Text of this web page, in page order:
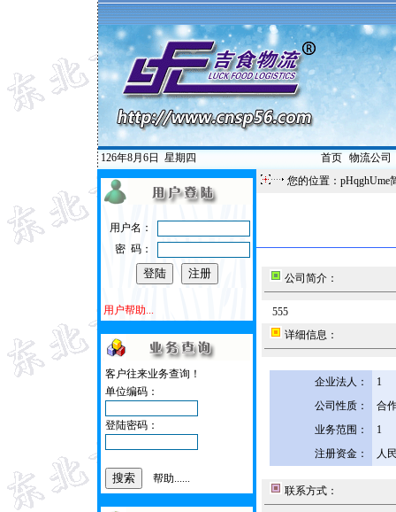
126年8月6日 星期四 首页| 物流公司
用户名：
密 码：
用户帮助...
客户往来业务查询！
单位编码：
登陆密码：
帮助......
您的位置：pHqghUme
公司简介：
555
详细信息：
企业法人：
1
公司性质：
合
业务范围：
1
注册资金：
人
联系方式：